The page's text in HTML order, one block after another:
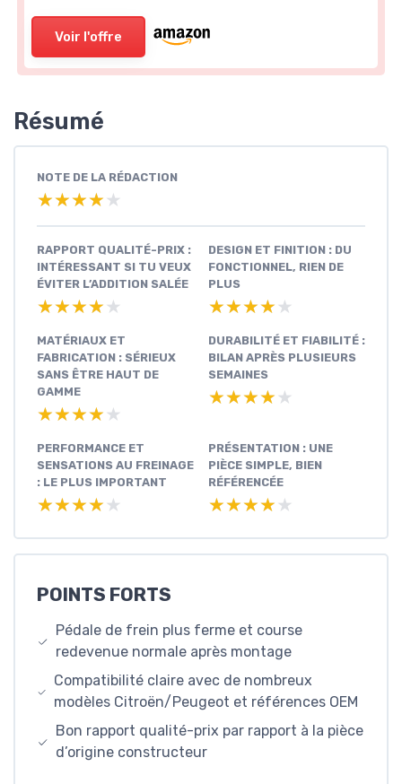
Voir l'offre
Résumé
NOTE DE LA RÉDACTION
★★★★★
★★★★★
RAPPORT QUALITÉ-PRIX :
INTÉRESSANT SI TU VEUX
ÉVITER L’ADDITION SALÉE
★★★★★
★★★★★
DESIGN ET FINITION : DU
FONCTIONNEL, RIEN DE
PLUS
★★★★★
★★★★★
MATÉRIAUX ET
FABRICATION : SÉRIEUX
SANS ÊTRE HAUT DE
GAMME
★★★★★
★★★★★
DURABILITÉ ET FIABILITÉ :
BILAN APRÈS PLUSIEURS
SEMAINES
★★★★★
★★★★★
PERFORMANCE ET
SENSATIONS AU FREINAGE
: LE PLUS IMPORTANT
★★★★★
★★★★★
PRÉSENTATION : UNE
PIÈCE SIMPLE, BIEN
RÉFÉRENCÉE
★★★★★
★★★★★
POINTS FORTS
Pédale de frein plus ferme et course
redevenue normale après montage
Compatibilité claire avec de nombreux
modèles Citroën/Peugeot et références OEM
Bon rapport qualité-prix par rapport à la pièce
d’origine constructeur